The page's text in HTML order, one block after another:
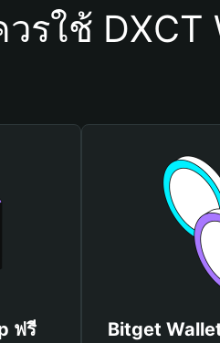
รใช้ DXCT
ฟรี
Bitget